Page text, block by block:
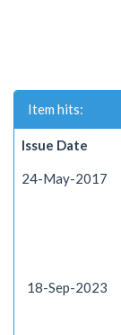
Item hits:
Issue Date
24-May-2017
18-Sep-2023